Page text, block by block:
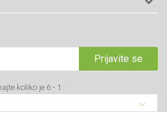
Prijavite se
koliko je 6 - 1 :